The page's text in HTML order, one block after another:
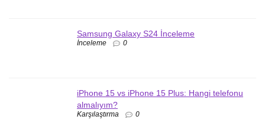
Samsung Galaxy S24 İnceleme
İnceleme 0
iPhone 15 vs iPhone 15 Plus: Hangi telefonu
almalıyım?
Karşılaştırma 0